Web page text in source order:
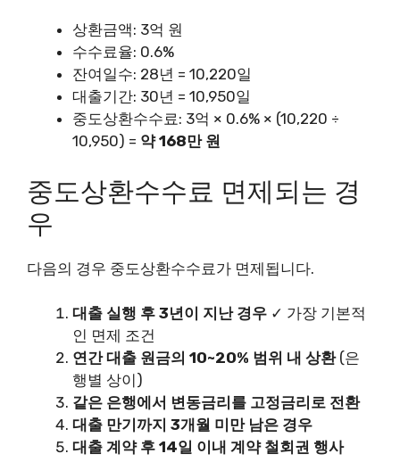
상환금액: 3억 원
수수료율: 0.6%
잔여일수: 28년 = 10,220일
대출기간: 30년 = 10,950일
중도상환수수료: 3억 × 0.6% × (10,220 ÷
10,950) = 약 168만 원
중도상환수수료 면제되는 경
우
다음의 경우 중도상환수수료가 면제됩니다.
대출 실행 후 3년이 지난 경우 ✓ 가장 기본적
인 면제 조건
연간 대출 원금의 10~20% 범위 내 상환(은
행별 상이)
같은 은행에서 변동금리를 고정금리로 전환
대출 만기까지 3개월 미만 남은 경우
대출 계약 후 14일 이내 계약 철회권 행사